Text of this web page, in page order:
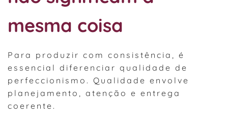
mesma coisa
Para produzir com consistência, é
essencial diferenciar qualidade de
perfeccionismo. Qualidade envolve
planejamento, atenção e entrega
coerente.